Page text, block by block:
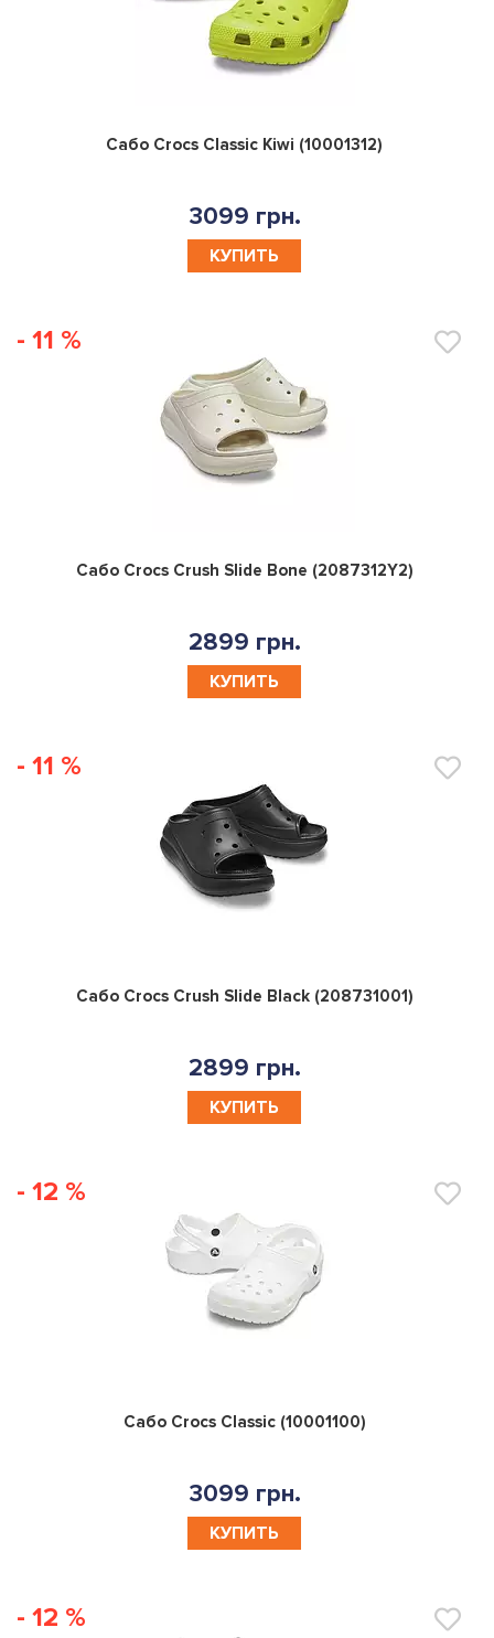
0
Сабо Crocs Classic Kiwi (10001312)
3099 грн.
КУПИТЬ
- 11 %
0
Сабо Crocs Crush Slide Bone (2087312Y2)
2899 грн.
КУПИТЬ
- 11 %
0
Сабо Crocs Crush Slide Black (208731001)
2899 грн.
КУПИТЬ
- 12 %
0
Сабо Crocs Classic (10001100)
3099 грн.
КУПИТЬ
- 12 %